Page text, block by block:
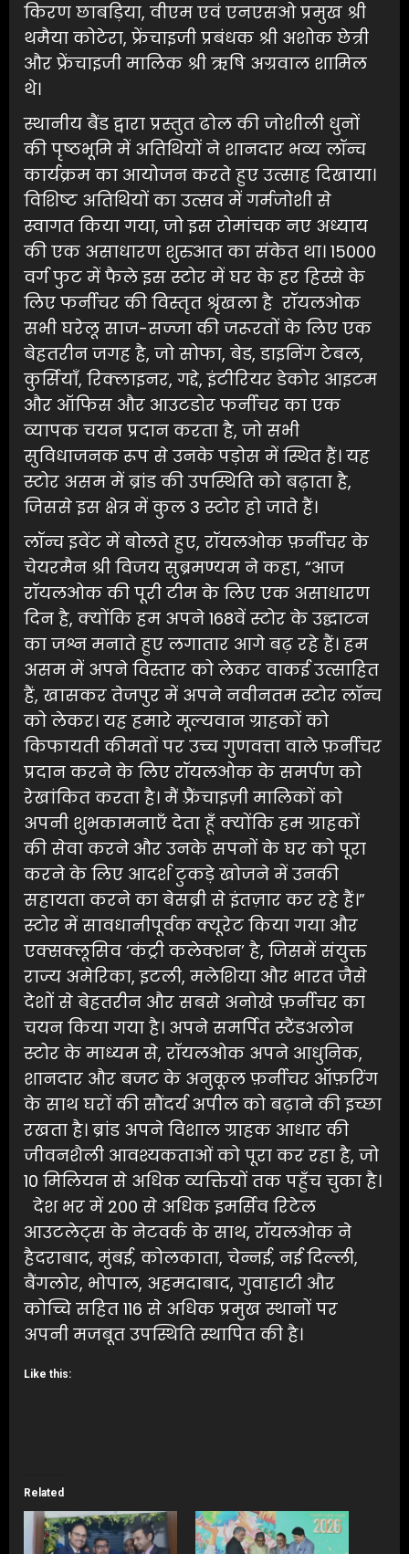
किरण छाबड़िया, वीएम एवं एनएसओ प्रमुख श्री
थमैया कोटेरा, फ्रेंचाइजी प्रबंधक श्री अशोक छेत्री
और फ्रेंचाइजी मालिक श्री ऋषि अग्रवाल शामिल
थे।
स्थानीय बैंड द्वारा प्रस्तुत ढोल की जोशीली धुनों
की पृष्ठभूमि में अतिथियों ने शानदार भव्य लॉन्च
कार्यक्रम का आयोजन करते हुए उत्साह दिखाया।
विशिष्ट अतिथियों का उत्सव में गर्मजोशी से
स्वागत किया गया, जो इस रोमांचक नए अध्याय
की एक असाधारण शुरुआत का संकेत था। 15000
वर्ग फुट में फैले इस स्टोर में घर के हर हिस्से के
लिए फर्नीचर की विस्तृत श्रृंखला है रॉयलओक
सभी घरेलू साज-सज्जा की जरूरतों के लिए एक
बेहतरीन जगह है, जो सोफा, बेड, डाइनिंग टेबल,
कुर्सियाँ, रिक्लाइनर, गद्दे, इंटीरियर डेकोर आइटम
और ऑफिस और आउटडोर फर्नीचर का एक
व्यापक चयन प्रदान करता है, जो सभी
सुविधाजनक रूप से उनके पड़ोस में स्थित हैं। यह
स्टोर असम में ब्रांड की उपस्थिति को बढ़ाता है,
जिससे इस क्षेत्र में कुल 3 स्टोर हो जाते हैं।
लॉन्च इवेंट में बोलते हुए, रॉयलओक फ़र्नीचर के
चेयरमैन श्री विजय सुब्रमण्यम ने कहा, “आज
रॉयलओक की पूरी टीम के लिए एक असाधारण
दिन है, क्योंकि हम अपने 168वें स्टोर के उद्घाटन
का जश्न मनाते हुए लगातार आगे बढ़ रहे हैं। हम
असम में अपने विस्तार को लेकर वाकई उत्साहित
हैं, खासकर तेजपुर में अपने नवीनतम स्टोर लॉन्च
को लेकर। यह हमारे मूल्यवान ग्राहकों को
किफायती कीमतों पर उच्च गुणवत्ता वाले फ़र्नीचर
प्रदान करने के लिए रॉयलओक के समर्पण को
रेखांकित करता है। मैं फ़्रैंचाइज़ी मालिकों को
अपनी शुभकामनाएँ देता हूँ क्योंकि हम ग्राहकों
की सेवा करने और उनके सपनों के घर को पूरा
करने के लिए आदर्श टुकड़े खोजने में उनकी
सहायता करने का बेसब्री से इंतज़ार कर रहे हैं।”
स्टोर में सावधानीपूर्वक क्यूरेट किया गया और
एक्सक्लूसिव ‘कंट्री कलेक्शन’ है, जिसमें संयुक्त
राज्य अमेरिका, इटली, मलेशिया और भारत जैसे
देशों से बेहतरीन और सबसे अनोखे फ़र्नीचर का
चयन किया गया है। अपने समर्पित स्टैंडअलोन
स्टोर के माध्यम से, रॉयलओक अपने आधुनिक,
शानदार और बजट के अनुकूल फ़र्नीचर ऑफ़रिंग
के साथ घरों की सौंदर्य अपील को बढ़ाने की इच्छा
रखता है। ब्रांड अपने विशाल ग्राहक आधार की
जीवनशैली आवश्यकताओं को पूरा कर रहा है, जो
10 मिलियन से अधिक व्यक्तियों तक पहुँच चुका है।
देश भर में 200 से अधिक इमर्सिव रिटेल
आउटलेट्स के नेटवर्क के साथ, रॉयलओक ने
हैदराबाद, मुंबई, कोलकाता, चेन्नई, नई दिल्ली,
बैंगलोर, भोपाल, अहमदाबाद, गुवाहाटी और
कोच्चि सहित 116 से अधिक प्रमुख स्थानों पर
अपनी मजबूत उपस्थिति स्थापित की है।
Like this:
Related